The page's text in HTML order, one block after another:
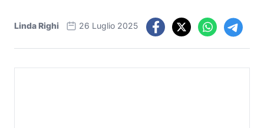
Linda Righi 26 Luglio 2025